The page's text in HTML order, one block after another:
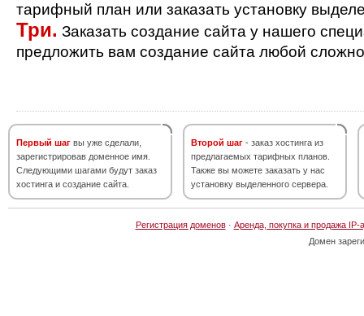
тарифный план или заказать установку
Три. Заказать создание сайта у нашего
предложить вам создание сайта любой
Первый шаг вы уже сделали,
зарегистрировав доменное имя.
Следующими шагами будут заказ
хостинга и создание сайта.
Второй шаг - заказ хостинга из
предлагаемых тарифных планов.
Также вы можете заказать у нас
установку выделенного сервера.
Регистрация доменов· Аренда, покупка и продажа IP-
Домен